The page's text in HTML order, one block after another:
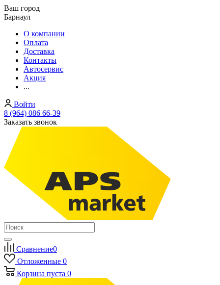
Ваш город
Барнаул
О компании
Оплата
Доставка
Контакты
Автосервис
Акция
...
Войти
8 (964) 086 66-39
Заказать звонок
Сравнение0
Отложенные 0
Корзина пуста 0